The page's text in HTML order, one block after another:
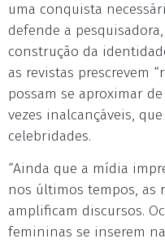
uma conquista
defende a
construção da
as revistas prescrevem
possam se aproximar
vezes inalcançáveis,
celebridades.
“Ainda que a mídia
nos últimos tempos, as
amplificam discursos.
femininas se inserem